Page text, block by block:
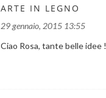
ARTE IN LEGNO
29 gennaio, 2015 13:55
Ciao Rosa, tante belle idee !